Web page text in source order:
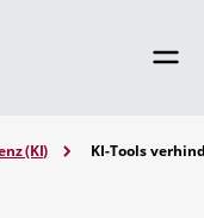
(KI) KI-Tools